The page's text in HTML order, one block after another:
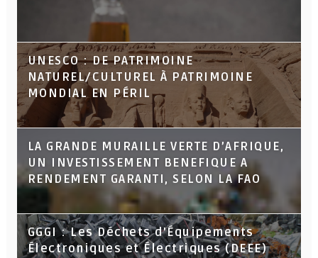
UNESCO : DE PATRIMOINE
NATUREL/CULTUREL À PATRIMOINE
MONDIAL EN PÉRIL
LA GRANDE MURAILLE VERTE D’AFRIQUE,
UN INVESTISSEMENT BENEFIQUE A
RENDEMENT GARANTI, SELON LA FAO
GGGI : Les Déchets d’Équipements
Électroniques et Électriques (DEEE)